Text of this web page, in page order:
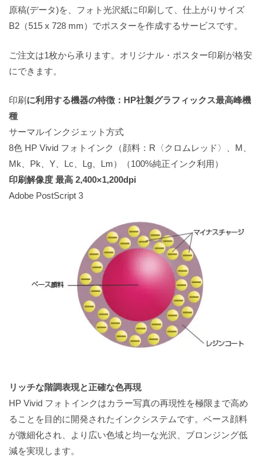
原稿(データ)を、フォト光沢紙に印刷して、仕上がりサイズ
B2（515 x 728 mm）でポスターを作成するサービスです。
ご注文は1枚から承ります。オリジナル・ポスター印刷が格安
にできます。
印刷 に利用する機器の特徴：HP社製グラフィックス最高峰機
種
サーマルインクジェット方式
8色 HP Vivid フォトインク（顔料：R〈クロムレッド〉、M、
Mk、Pk、Y、Lc、Lg、Lm）（100%純正インク利用）
印刷解像度 最高 2,400×1,200dpi
Adobe PostScript 3
リッチな階調表現と正確な色再現
HP Vivid フォトインクはカラー写真の再現性を極限まで高め
ることを目的に開発されたインクシステムです。ベース顔料
が微細化され、より広い色域と均一な光沢、ブロンジング低
減を実現します。